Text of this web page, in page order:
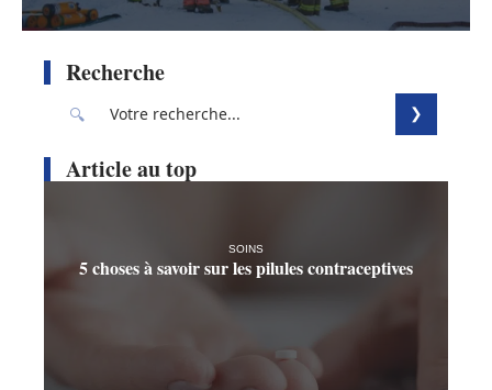
Recherche
Article au top
SOINS
5 choses à savoir sur les pilules contraceptives